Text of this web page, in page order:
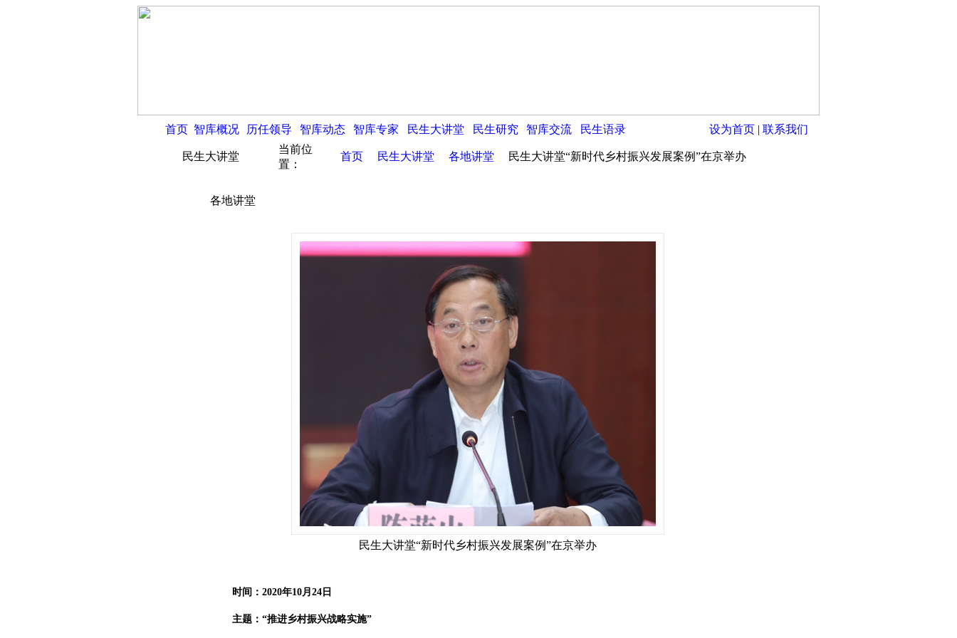
首页 智库概况 历任领导 智库动态 智库专家 民生大讲堂 民生研究 智库交流 民生语录 设为首页 | 联系我们
民生大讲堂
当前位
置：
首页 民生大讲堂 各地讲堂 民生大讲堂“新时代乡村振兴发展案例”在京举办
各地讲堂
民生大讲堂“新时代乡村振兴发展案例”在京举办
时间：2020年10月24日
主题：“推进乡村振兴战略实施”